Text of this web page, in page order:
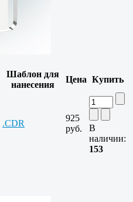
Шаблон для
нанесения
Цена Купить
.CDR
925
руб.
В
наличии:
153